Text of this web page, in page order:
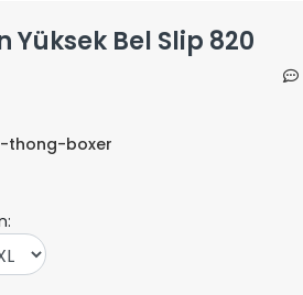
Yüksek Bel Slip 820
thong-boxer